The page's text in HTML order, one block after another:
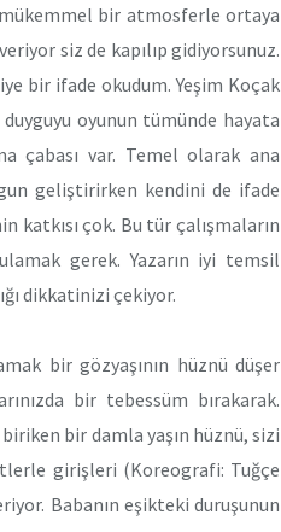
bir atmosferle ortaya
siz de kapılıp gidiyorsunuz.
bir ifade okudum. Yeşim Koçak
oyunun tümünde hayata
çabası var. Temel olarak ana
geliştirirken kendini de ifade
katkısı çok. Bu tür çalışmaların
gerek. Yazarın iyi temsil
dikkatinizi çekiyor.
bir gözyaşının hüznü düşer
bir tebessüm bırakarak.
bir damla yaşın hüznü, sizi
girişleri (Koreografi: Tuğçe
Babanın eşikteki duruşunun